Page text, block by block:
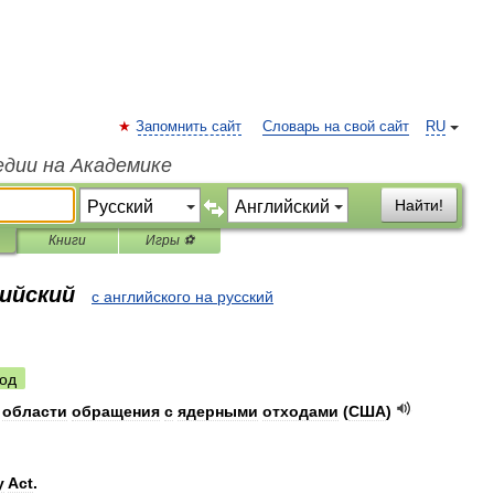
RU
Запомнить сайт Словарь на свой сайт
на Академике
Найти!
Книги Игры ⚽
с английского на русский
области обращения с ядерными отходами (США)
Act.